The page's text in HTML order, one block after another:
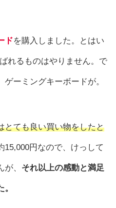
ドを購入しました。とはい
れるものはやりません。で
ーミングキーボードが。
とても良い買い物をしたと
15,000円なので、けっして
、 それ以上の感動と満足